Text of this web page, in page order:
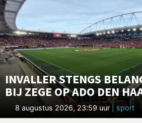
INVALLER STENGS
BIJ ZEGE OP ADO DEN
8 augustus 2026, 23:59 uur | sport